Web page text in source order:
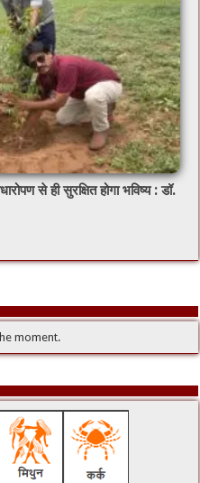
से ही सुरक्षित होगा भविष्य : डॉ.
moment.